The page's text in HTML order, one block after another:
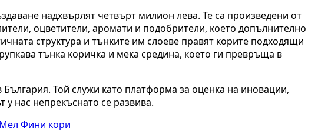
надхвърлят четвърт милион лева. Те са произведени от
оцветители, аромати и подобрители, което допълнително
структура и тънките им слоеве правят корите подходящи
тънка коричка и мека средина, което ги превръща в
Той служи като платформа за оценка на иновации,
нас непрекъснато се развива.
Фини кори